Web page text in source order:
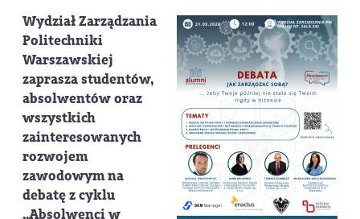
Wydział Zarządzania
Politechniki
Warszawskiej
zaprasza studentów,
absolwentów oraz
wszystkich
zainteresowanych
rozwojem
zawodowym na
debatę z cyklu
„Absolwenci w